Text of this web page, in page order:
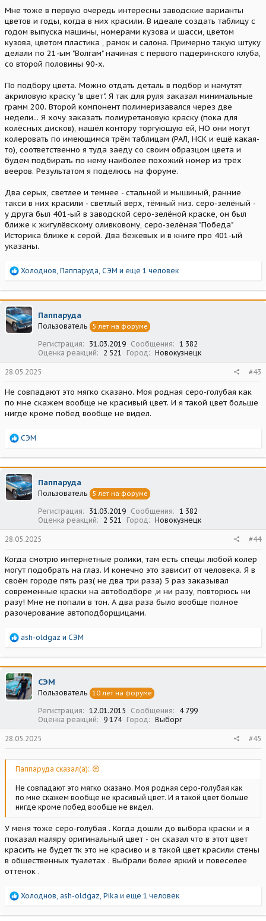
принципе, хотя бы в соответствии с таблицей из книжки на фото
выше.
Навскидку, было два серых, светлее и темнее, аж три зелёных,
один поядрёнее, второй потемнее, плюс ещё странный для
меня, не знаю как и назвать; серо-зелёный, синий, сине-
фиолетовый, наверное "электрик"; коричневый "кофейный" и
бежевых два, потемнее и посветлее, наверное "кремовая" и
"бежевая".
"Фисташковые", "коралловые", голубые, "слоновая кость" - это уже
Волги.
Мне тоже в первую очередь интересны заводские варианты
цветов и годы, когда в них красили. В идеале создать таблицу с
годом выпуска машины, номерами кузова и шасси, цветом
кузова, цветом пластика , рамок и салона. Примерно такую штуку
делали по 21-ым "Волгам" начиная с первого падеринского клуба,
со второй половины 90-х.
По подбору цвета. Можно отдать деталь в подбор и намутят
акриловую краску "в цвет". Я так для руля заказал минимальные
грамм 200. Второй компонент полимеризавался через две
недели... Я хочу заказать полиуретановую краску (пока для
колёсных дисков), нашёл контору торгующую ей, НО они могут
колеровать по имеющимся трём таблицам (РАЛ, НСК и ещё какая-
то), соответственно я туда заеду со своим образцом цвета и
будем подбирать по нему наиболее похожий номер из трёх
вееров. Результатом я поделюсь на форуме.
Два серых, светлее и темнее - стальной и мышиный, ранние
такси в них красили - светлый верх, тёмный низ. серо-зелёный -
у друга был 401-ый в заводской серо-зелёной краске, он был
ближе к жигулёвскому оливковому, серо-зелёная "Победа"
Историка ближе к серой. Два бежевых и в книге про 401-ый
указаны.
Р
а
к
ц
и
и
Холоднов Паппаруда СЭМ и еще 1 человек
Паппаруда
Пользователь 5 лет на форуме
Регистрация 31.03.2019 Сообщения
1 382
Оценка реакций
2 521 Город Новокузнецк
28.05.2025 #43
Не совпадают это мягко сказано. Моя родная серо-голубая как
по мне скажем вообще не красивый цвет. И я такой цвет больше
нигде кроме побед вообще не видел.
Р
а
к
ц
и
и
СЭМ
Паппаруда
Пользователь 5 лет на форуме
Регистрация 31.03.2019 Сообщения
1 382
Оценка реакций
2 521 Город Новокузнецк
28.05.2025 #44
Когда смотрю интернетные ролики, там есть спецы любой колер
могут подобрать на глаз. И конечно это зависит от человека. Я в
своём городе пять раз( не два три раза) 5 раз заказывал
современные краски на автободборе ,и ни разу, повторюсь ни
разу! Мне не попали в тон. А два раза было вообще полное
разочерование автоподборщицами.
Р
а
к
ц
и
и
ash-oldgaz и СЭМ
СЭМ
Пользователь 10 лет на форуме
Регистрация 12.01.2015 Сообщения
4 799
Оценка реакций
9 174 Город Выборг
28.05.2025 #45
Паппаруда сказал(а):
Не совпадают это мягко сказано. Моя родная серо-голубая как
по мне скажем вообще не красивый цвет. И я такой цвет больше
нигде кроме побед вообще не видел.
У меня тоже серо-голубая . Когда дошли до выбора краски и я
показал маляру оригинальный цвет - он сказал что в этот цвет
красить не будет тк это не красиво и в такой цвет красили стены
в общественных туалетах . Выбрали более яркий и повеселее
оттенок .
Р
а
Холоднов, ash-oldgaz, Pika и еще 1 человек